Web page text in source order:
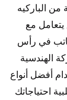
الباركيه
مع
في رأس
الهندسية
أفضل أنواع
احتياجاتك